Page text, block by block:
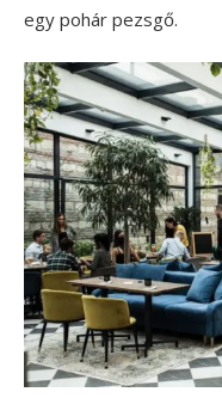
egy pohár pezsgő.